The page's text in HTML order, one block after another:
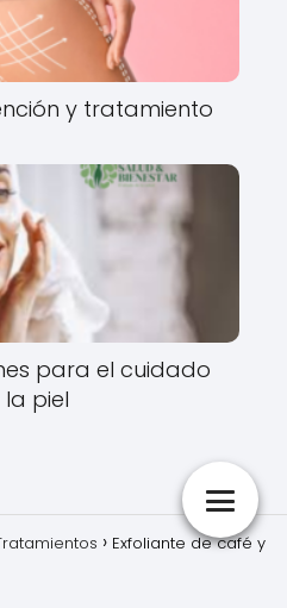
y tratamiento
para el cuidado
piel
Exfoliante de café y